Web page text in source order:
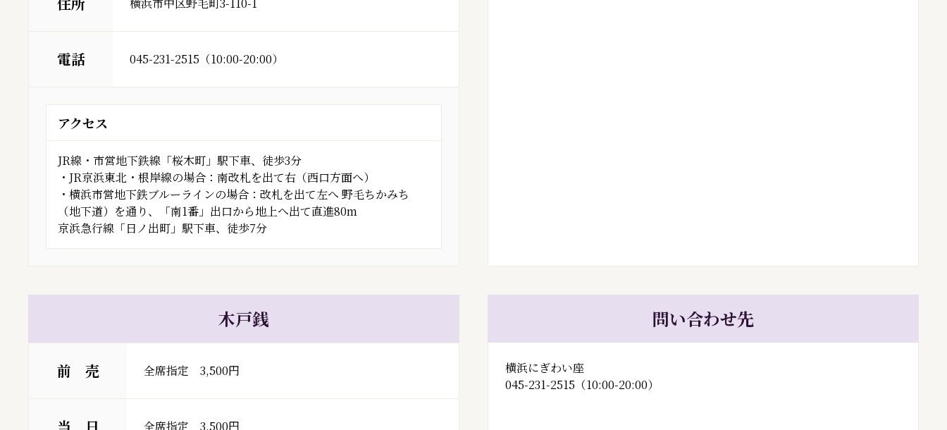
電話 045-231-2515（10:00-20:00）
アクセス
JR線・市営地下鉄線「桜木町」駅下車、徒歩3分
・JR京浜東北・根岸線の場合：南改札を出て右（西口方面へ）
・横浜市営地下鉄ブルーラインの場合：改札を出て左へ 野毛ちかみち
（地下道）を通り、「南1番」出口から地上へ出て直進80m
京浜急行線「日ノ出町」駅下車、徒歩7分
木戸銭
前 売 全席指定　3,500円
全席指定　3,500円
問い合わせ先
横浜にぎわい座
045-231-2515（10:00-20:00）